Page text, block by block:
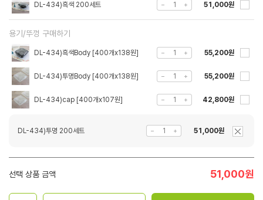
DL-434)흑색 200세트 51,000원
용기/뚜껑 구매하기
DL-434)흑색Body [400개x138원] 55,200원
DL-434)투명Body [400개x138원] 55,200원
DL-434)cap [400개x107원] 42,800원
DL-434)투명 200세트 51,000원
선택 상품 금액 51,000원